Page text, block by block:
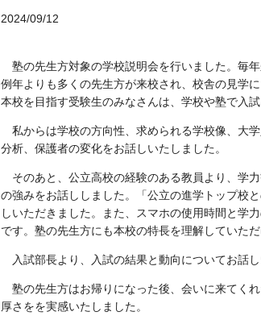
2024/09/12
塾の先生方対象の学校説明会を行いました。毎
例年よりも多くの先生方が来校され、校舎の見学
本校を目指す受験生のみなさんは、学校や塾で入
私からは学校の方向性、求められる学校像、大
分析、保護者の変化をお話しいたしました。
そのあと、公立高校の経験のある教員より、学
の強みをお話ししました。「公立の進学トップ校
しいただきました。また、スマホの使用時間と学
です。塾の先生方にも本校の特長を理解していただ
入試部長より、入試の結果と動向についてお話し
塾の先生方はお帰りになった後、会いに来てく
厚さをを実感いたしました。